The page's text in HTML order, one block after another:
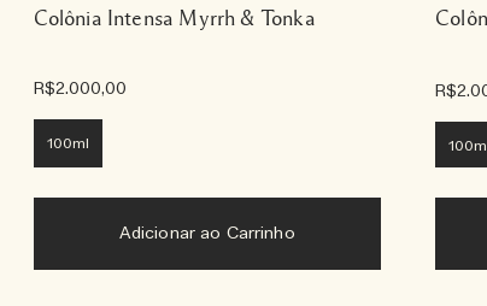
Colônia Intensa Myrrh & Tonka
R$2.000,00
100ml
Adicionar ao Carrinho